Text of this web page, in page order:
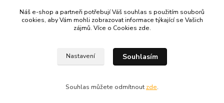
info@pricniky.cz
Specialisté na nosiče // Webdesign
Náš e-shop a partneři potřebují Váš souhlas s použitím souborů
cookies, aby Vám mohli zobrazovat informace týkající se Vašich
zájmů. Více o Cookies zde.
Nastavení Souhlasím
Souhlas můžete odmítnout zde.